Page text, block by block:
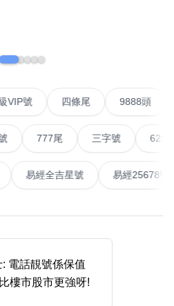
8無9
清除全部分類
搜尋
9字頭 6字頭
二字號
三字號
生天延 全吉星(全號)
超級VIP號 四條尾 9888
6288頭
風水號 易經全吉星號 易
電話靚號係保值
樓市股市更強呀!